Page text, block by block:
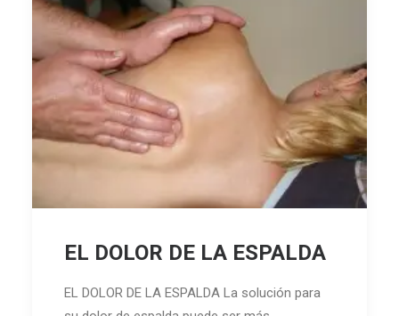
EL DOLOR DE LA ESPALDA
EL DOLOR DE LA ESPALDA La solución para